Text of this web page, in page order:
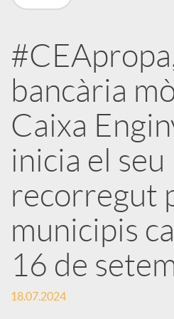
r
x
e
s
S
o
bancària
Caixa
inicia el seu
recorregut
municipis
16 de
18.07.2024